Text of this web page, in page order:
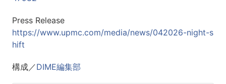
Press Release
https://www.upmc.com/media/news/042026-night-s
hift
構成／DIME編集部